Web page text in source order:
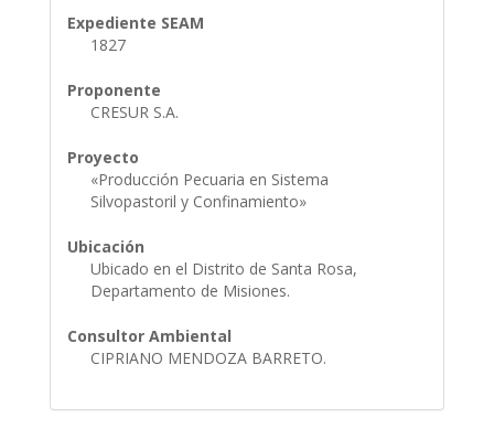
Expediente SEAM
1827
Proponente
CRESUR S.A.
Proyecto
«Producción Pecuaria en Sistema
Silvopastoril y Confinamiento»
Ubicación
Ubicado en el Distrito de Santa Rosa,
Departamento de Misiones.
Consultor Ambiental
CIPRIANO MENDOZA BARRETO.